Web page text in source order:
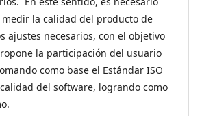
la calidad del producto de
ajustes necesarios, con el objetivo
la participación del usuario
como base el Estándar ISO
del software, logrando como